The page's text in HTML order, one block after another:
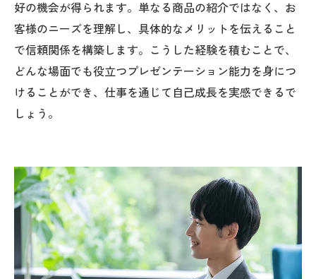
好の機会が得られます。単なる商品の紹介ではなく、お
客様のニーズを理解し、具体的なメリットを伝えること
で信頼関係を構築します。こうした経験を積むことで、
どんな場面でも役立つプレゼンテーション能力を身につ
けることができ、仕事を通じて自己成長を実感できるで
しょう。